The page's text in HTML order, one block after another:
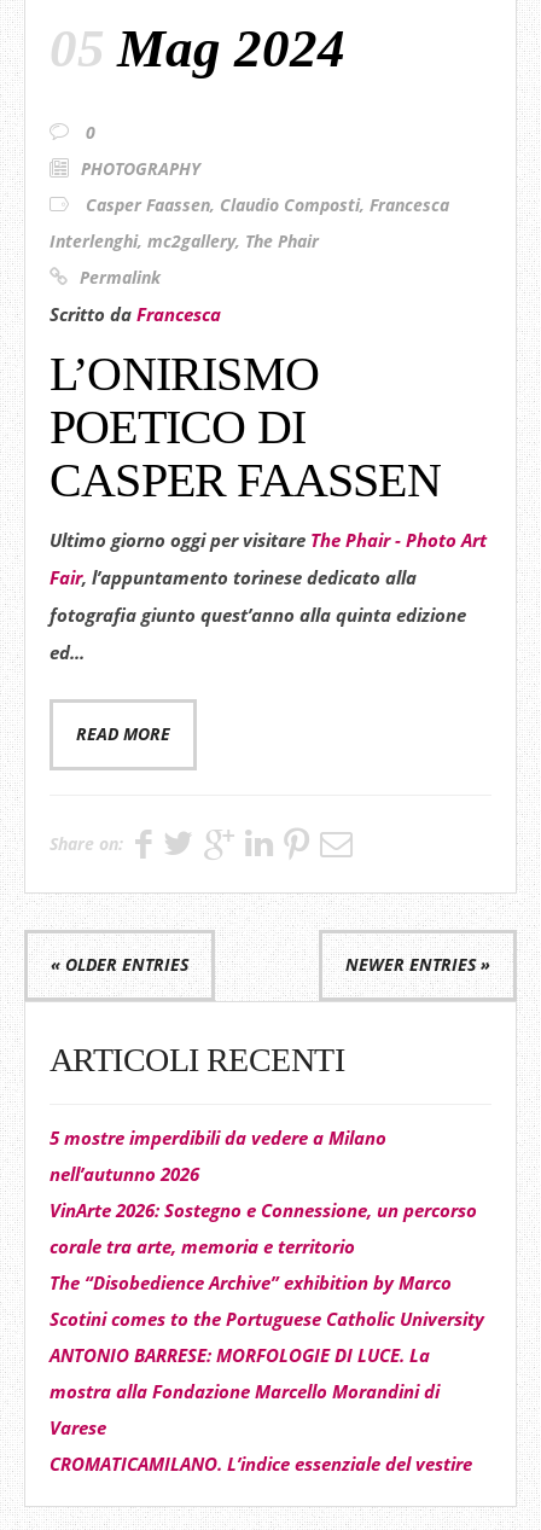
05 Mag 2024
0
PHOTOGRAPHY
Casper Faassen, Claudio Composti, Francesca
Interlenghi, mc2gallery, The Phair
Permalink
Scritto da Francesca
L’ONIRISMO
POETICO DI
CASPER FAASSEN
Ultimo giorno oggi per visitare The Phair - Photo Art
Fair, l’appuntamento torinese dedicato alla
fotografia giunto quest’anno alla quinta edizione
ed...
READ MORE
Share on:
« OLDER ENTRIES NEWER ENTRIES »
ARTICOLI RECENTI
5 mostre imperdibili da vedere a Milano
nell’autunno 2026
VinArte 2026: Sostegno e Connessione, un percorso
corale tra arte, memoria e territorio
The “Disobedience Archive” exhibition by Marco
Scotini comes to the Portuguese Catholic University
ANTONIO BARRESE: MORFOLOGIE DI LUCE. La
mostra alla Fondazione Marcello Morandini di
Varese
CROMATICAMILANO. L’indice essenziale del vestire